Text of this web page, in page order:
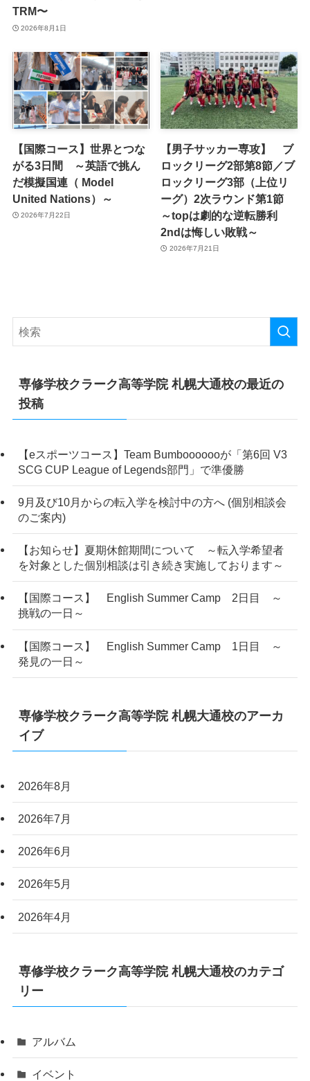
TRM〜
2026年8月1日
【国際コース】世界とつな
がる3日間 ～英語で挑ん
だ模擬国連（ Model
United Nations）～
2026年7月22日
【男子サッカー専攻】 ブ
ロックリーグ2部第8節／ブ
ロックリーグ3部（上位リ
ーグ）2次ラウンド第1節
～topは劇的な逆転勝利
2ndは悔しい敗戦～
2026年7月21日
専修学校クラーク高等学院 札幌大通校の最近の
投稿
【eスポーツコース】Team Bumbooooooが「第6回 V3
SCG CUP League of Legends部門」で準優勝
9月及び10月からの転入学を検討中の方へ (個別相談会
のご案内)
【お知らせ】夏期休館期間について ～転入学希望者
を対象とした個別相談は引き続き実施しております～
【国際コース】 English Summer Camp 2日目 ～
挑戦の一日～
【国際コース】 English Summer Camp 1日目 ～
発見の一日～
専修学校クラーク高等学院 札幌大通校のアーカ
イブ
2026年8月
2026年7月
2026年6月
2026年5月
2026年4月
専修学校クラーク高等学院 札幌大通校のカテゴ
リー
アルバム
イベント